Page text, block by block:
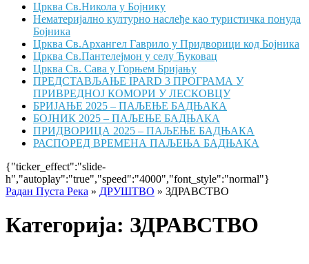
Црква Св.Никола у Бојнику
Нематеријално културно наслеђе као туристичка понуда
Бојника
Црква Св.Архангел Гаврило у Придворици код Бојника
Црква Св.Пантелејмон у селу Ћуковац
Црква Св. Сава у Горњем Бријању
ПРЕДСТАВЉАЊЕ IPARD 3 ПРОГРАМА У
ПРИВРЕДНОЈ КОМОРИ У ЛЕСКОВЦУ
БРИЈАЊЕ 2025 – ПАЉЕЊЕ БАДЊАКА
БОЈНИК 2025 – ПАЉЕЊЕ БАДЊАКА
ПРИДВОРИЦА 2025 – ПАЉЕЊЕ БАДЊАКА
РАСПОРЕД ВРЕМЕНА ПАЉЕЊА БАДЊАКА
{"ticker_effect":"slide-
h","autoplay":"true","speed":"4000","font_style":"normal"}
Радан Пуста Река » ДРУШТВО » ЗДРАВСТВО
Категорија: ЗДРАВСТВО